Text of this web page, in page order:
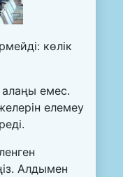
көлік
емес.
елемеу
Алдымен